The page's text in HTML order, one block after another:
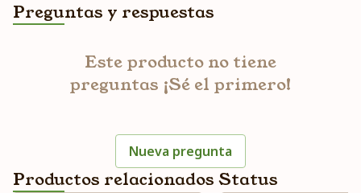
Preguntas y respuestas
Este producto no tiene
preguntas ¡Sé el primero!
Nueva pregunta
Productos relacionados Status